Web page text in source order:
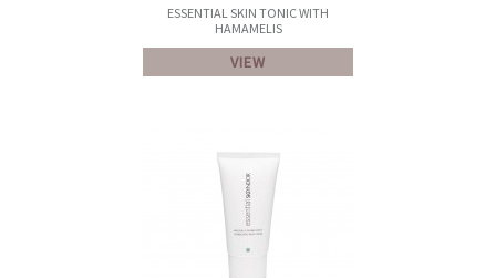
ESSENTIAL SKIN TONIC WITH
HAMAMELIS
VIEW